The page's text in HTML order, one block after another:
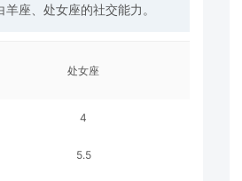
座、处女座的社交能力。
处女座
4
5.5